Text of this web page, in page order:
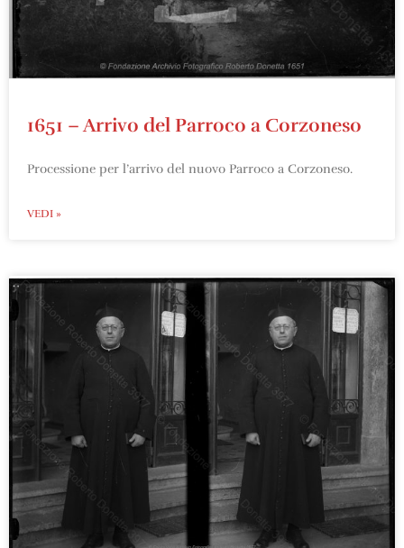
1651 – Arrivo del Parroco a Corzoneso
Processione per l’arrivo del nuovo Parroco a Corzoneso.
VEDI »